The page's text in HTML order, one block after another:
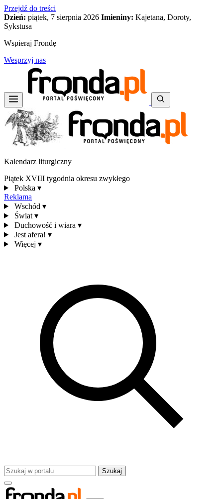
Przejdź do treści
Dzień: piątek, 7 sierpnia 2026 Imieniny: Kajetana, Doroty,
Sykstusa
Wspieraj Frondę
Wesprzyj nas
Kalendarz liturgiczny
Piątek XVIII tygodnia okresu zwykłego
Polska ▾
Reklama
Wschód ▾
Świat ▾
Duchowość i wiara ▾
Jest afera! ▾
Więcej ▾
Szukaj